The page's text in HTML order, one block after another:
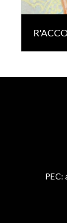
PEC: